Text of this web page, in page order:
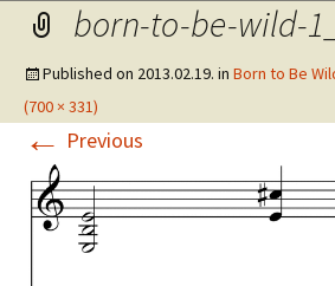
born-to-be-wild-
Published on 2013.02.19. in Born to Be
(700 × 331)
← Previous